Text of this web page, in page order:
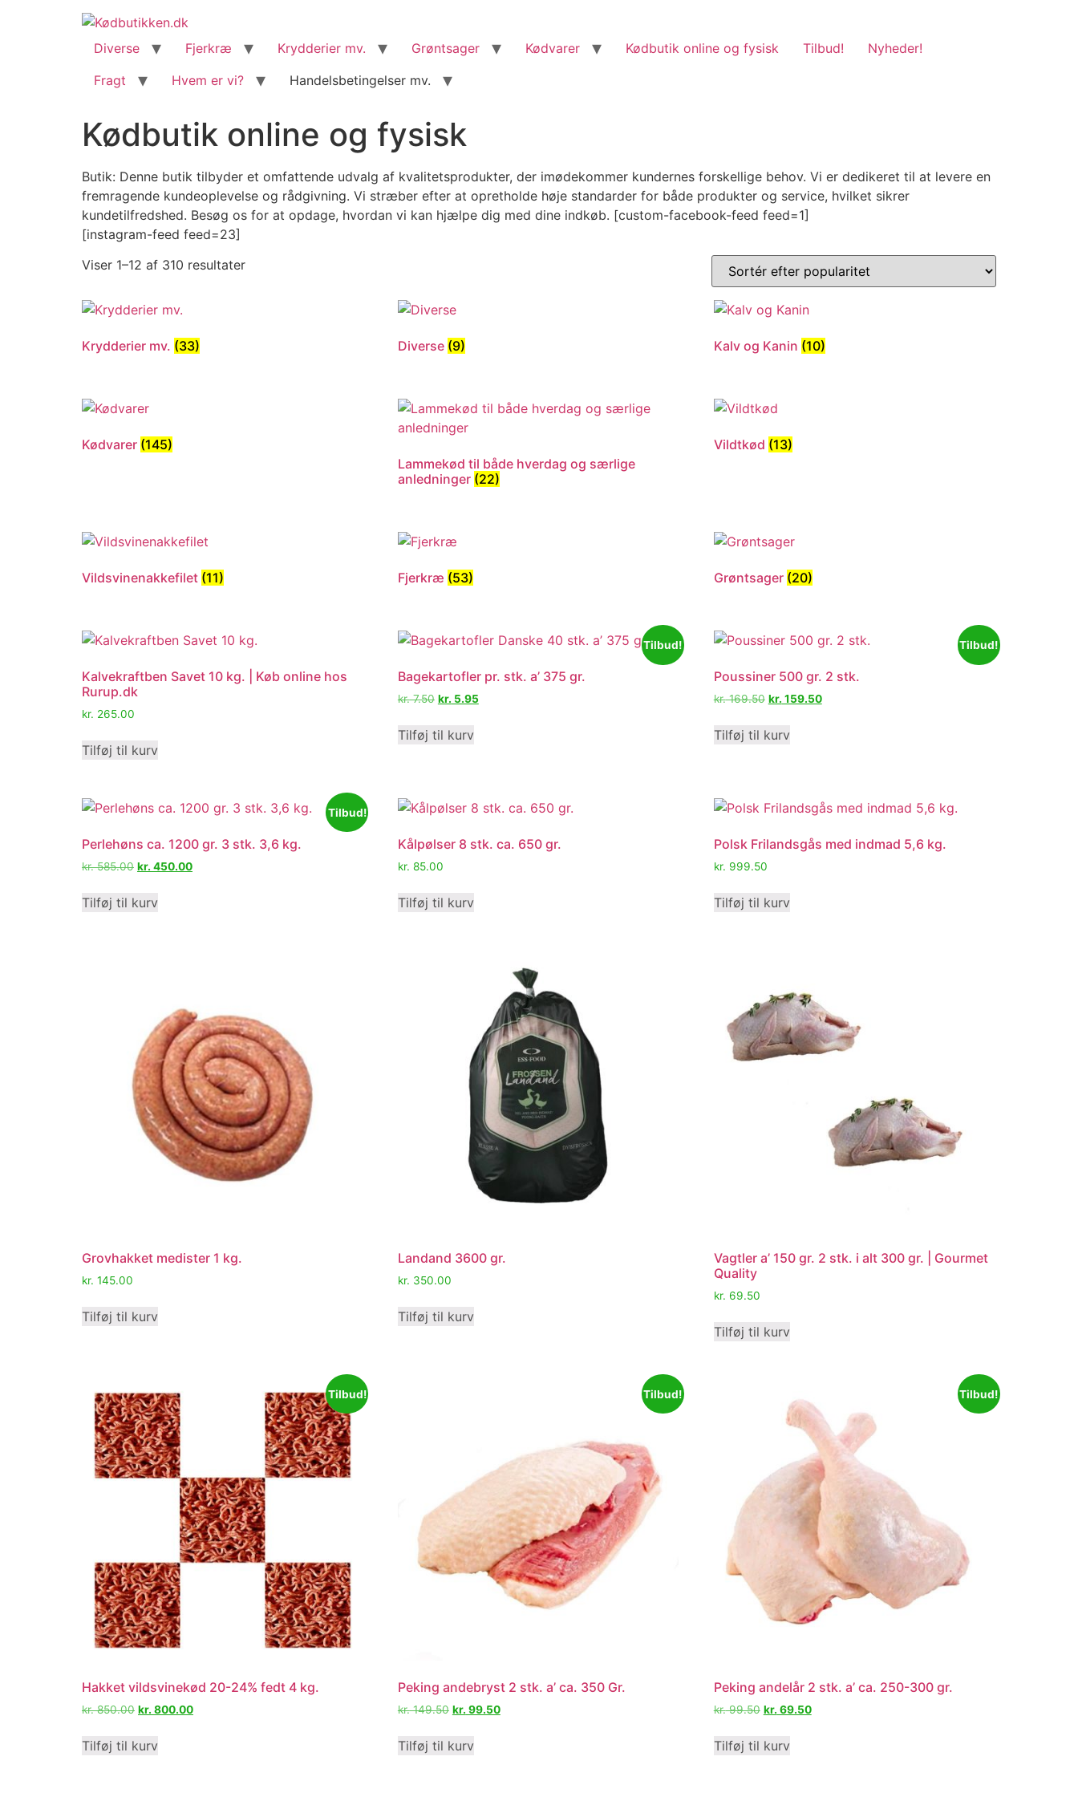
Diverse Fjerkræ Krydderier mv. Grøntsager Kødvarer Kødbutik online og fysisk Tilbud!
Nyheder!
Fragt
Hvem er vi? Handelsbetingelser mv.
Kødbutik online og fysisk
Butik: Denne butik tilbyder et omfattende udvalg af kvalitetsprodukter, der imødekommer kundernes forskellige behov. Vi er dedikeret til at levere en
fremragende kundeoplevelse og rådgivning. Vi stræber efter at opretholde høje standarder for både produkter og service, hvilket sikrer
kundetilfredshed. Besøg os for at opdage, hvordan vi kan hjælpe dig med dine indkøb. [custom-facebook-feed feed=1]
[instagram-feed feed=23]
Viser 1–12 af 310 resultater
Krydderier mv. (33) Diverse (9) Kalv og Kanin (10)
Kødvarer (145)
Lammekød til både hverdag og særlige
anledninger (22)
Vildtkød (13)
Vildsvinenakkefilet (11) Fjerkræ (53) Grøntsager (20)
Kalvekraftben Savet 10 kg. | Køb online hos
Rurup.dk
kr. 265.00
Tilføj til kurv
Tilbud!
Bagekartofler pr. stk. a’ 375 gr.
kr.7.50 kr. 5.95
Tilføj til kurv
Tilbud!
Poussiner 500 gr. 2 stk.
kr.169.50 kr. 159.50
Tilføj til kurv
Tilbud!
Perlehøns ca. 1200 gr. 3 stk. 3,6 kg.
kr.585.00 kr. 450.00
Tilføj til kurv
Kålpølser 8 stk. ca. 650 gr.
kr. 85.00
Tilføj til kurv
Polsk Frilandsgås med indmad 5,6 kg.
kr. 999.50
Tilføj til kurv
Grovhakket medister 1 kg.
kr. 145.00
Tilføj til kurv
Landand 3600 gr.
kr. 350.00
Tilføj til kurv
Vagtler a’ 150 gr. 2 stk. i alt 300 gr. | Gourmet
Quality
kr. 69.50
Tilføj til kurv
Tilbud!
Hakket vildsvinekød 20-24% fedt 4 kg.
kr.850.00 kr. 800.00
Tilføj til kurv
Tilbud!
Peking andebryst 2 stk. a’ ca. 350 Gr.
kr.149.50 kr. 99.50
Tilføj til kurv
Tilbud!
Peking andelår 2 stk. a’ ca. 250-300 gr.
kr.99.50 kr. 69.50
Tilføj til kurv